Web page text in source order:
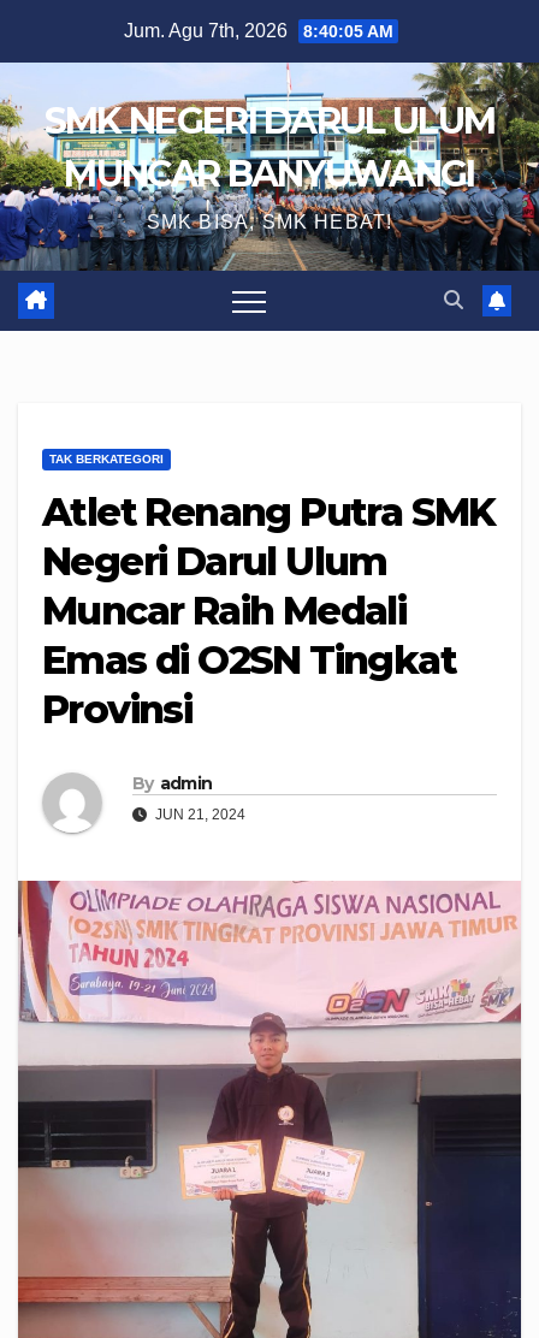
Jum. Agu 7th, 2026 8:40:06 AM
SMK NEGERI DARUL ULUM
MUNCAR BANYUWANGI
SMK BISA, SMK HEBAT!
TAK BERKATEGORI
Atlet Renang Putra SMK
Negeri Darul Ulum
Muncar Raih Medali
Emas di O2SN Tingkat
Provinsi
By admin
JUN 21, 2024